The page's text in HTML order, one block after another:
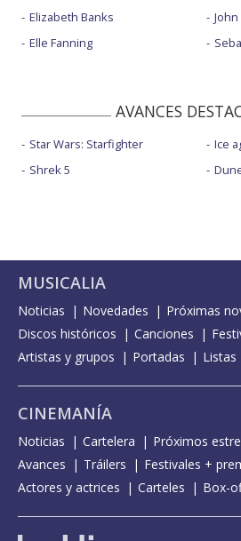
Elizabeth Banks
Elle Fanning
AVANCES
Star Wars: Starfighter
Shrek 5
Ice
MUSICALIA
Noticias Novedades
Próximas
Discos históricos
Canciones
Artistas y grupos
Portadas Listas
CINEMANÍA
Noticias Cartelera Próximos
Avances
Tráilers
Festivales +
Actores y actrices
Carteles Box-